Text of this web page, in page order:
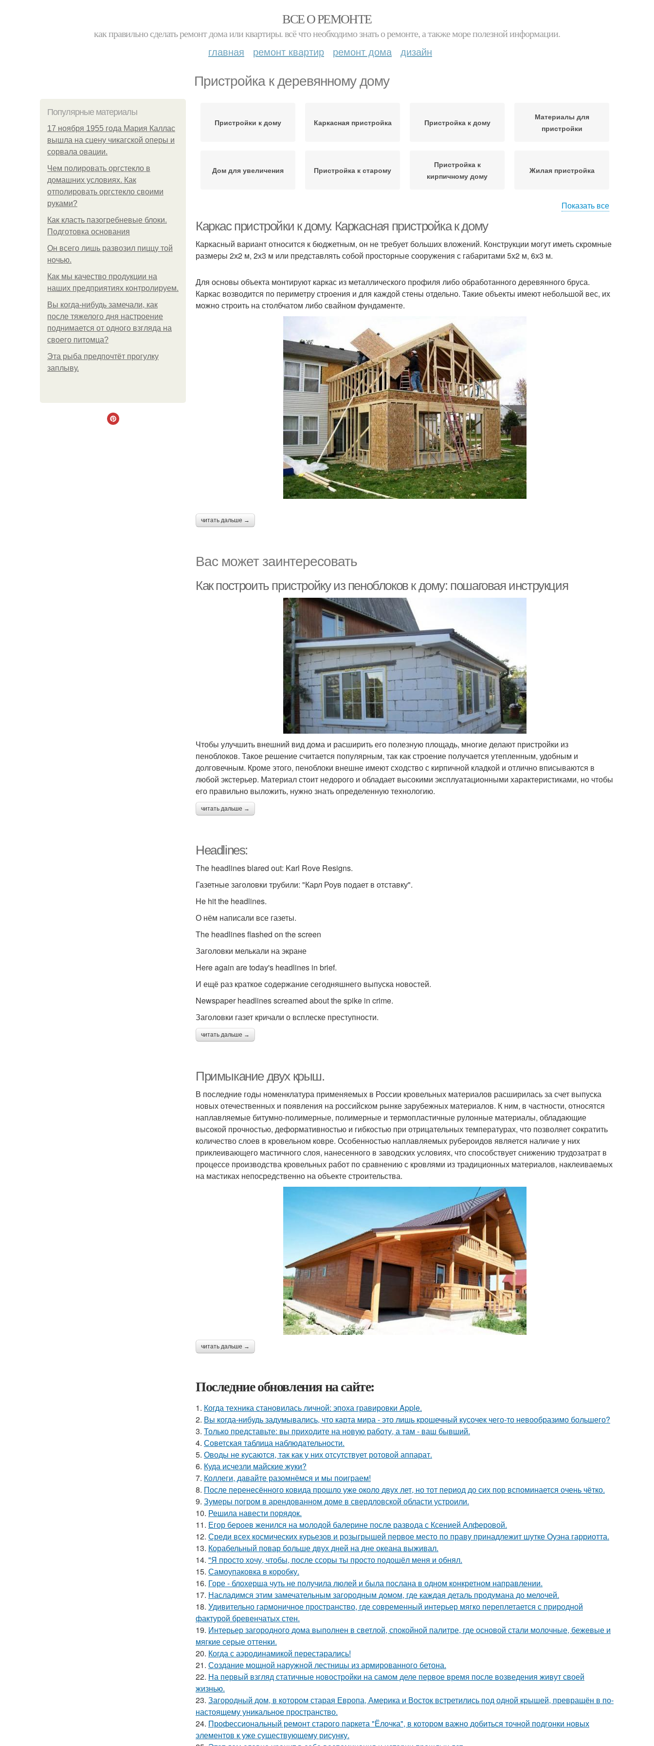
ВСЕ О РЕМОНТЕ
как правильно сделать ремонт дома или квартиры. всё что необходимо знать о ремонте, а также море полезной информации.
главная ремонт квартир ремонт дома дизайн
Пристройка к деревянному дому
Популярные материалы
17 ноября 1955 года Мария Каллас
вышла на сцену чикагской оперы и
сорвала овации.
Чем полировать оргстекло в
домашних условиях. Как
отполировать оргстекло своими
руками?
Как класть пазогребневые блоки.
Подготовка основания
Он всего лишь развозил пиццу той
ночью.
Как мы качество продукции на
наших предприятиях контролируем.
Вы когда-нибудь замечали, как
после тяжелого дня настроение
поднимается от одного взгляда на
своего питомца?
Эта рыба предпочтёт прогулку
заплыву.
Пристройки к дому Каркасная пристройка Пристройка к дому
Материалы для
пристройки
Дом для увеличения Пристройка к старому
Пристройка к
кирпичному дому
Жилая пристройка
Показать все
Каркас пристройки к дому. Каркасная пристройка к дому
Каркасный вариант относится к бюджетным, он не требует больших вложений. Конструкции могут иметь скромные
размеры 2х2 м, 2х3 м или представлять собой просторные сооружения с габаритами 5х2 м, 6х3 м.
Для основы объекта монтируют каркас из металлического профиля либо обработанного деревянного бруса.
Каркас возводится по периметру строения и для каждой стены отдельно. Такие объекты имеют небольшой вес, их
можно строить на столбчатом либо свайном фундаменте.
читать дальше →
Вас может заинтересовать
Как построить пристройку из пеноблоков к дому: пошаговая инструкция
Чтобы улучшить внешний вид дома и расширить его полезную площадь, многие делают пристройки из
пеноблоков. Такое решение считается популярным, так как строение получается утепленным, удобным и
долговечным. Кроме этого, пеноблоки внешне имеют сходство с кирпичной кладкой и отлично вписываются в
любой экстерьер. Материал стоит недорого и обладает высокими эксплуатационными характеристиками, но чтобы
его правильно выложить, нужно знать определенную технологию.
читать дальше →
Headlines:
The headlines blared out: Karl Rove Resigns.
Газетные заголовки трубили: "Карл Роув подает в отставку".
He hit the headlines.
О нём написали все газеты.
The headlines flashed on the screen
Заголовки мелькали на экране
Here again are today's headlines in brief.
И ещё раз краткое содержание сегодняшнего выпуска новостей.
Newspaper headlines screamed about the spike in crime.
Заголовки газет кричали о всплеске преступности.
читать дальше →
Примыкание двух крыш.
В последние годы номенклатура применяемых в России кровельных материалов расширилась за счет выпуска
новых отечественных и появления на российском рынке зарубежных материалов. К ним, в частности, относятся
наплавляемые битумно-полимерные, полимерные и термопластичные рулонные материалы, обладающие
высокой прочностью, деформативностью и гибкостью при отрицательных температурах, что позволяет сократить
количество слоев в кровельном ковре. Особенностью наплавляемых рубероидов является наличие у них
приклеивающего мастичного слоя, нанесенного в заводских условиях, что способствует снижению трудозатрат в
процессе производства кровельных работ по сравнению с кровлями из традиционных материалов, наклеиваемых
на мастиках непосредственно на объекте строительства.
читать дальше →
Последние обновления на сайте:
1. Когда техника становилась личной: эпоха гравировки Apple.
2. Вы когда-нибудь задумывались, что карта мира - это лишь крошечный кусочек чего-то невообразимо большего?
3. Только представьте: вы приходите на новую работу, а там - ваш бывший.
4. Советская таблица наблюдательности.
5. Оводы не кусаются, так как у них отсутствует ротовой аппарат.
6. Куда исчезли майские жуки?
7. Коллеги, давайте разомнёмся и мы поиграем!
8. После перенесённого ковида прошло уже около двух лет, но тот период до сих пор вспоминается очень чётко.
9. Зумеры погром в арендованном доме в свердловской области устроили.
10. Решила навести порядок.
11. Егор бероев женился на молодой балерине после развода с Ксенией Алферовой.
12. Среди всех космических курьезов и розыгрышей первое место по праву принадлежит шутке Оуэна гарриотта.
13. Корабельный повар больше двух дней на дне океана выживал.
14. "Я просто хочу, чтобы, после ссоры ты просто подошёл меня и обнял.
15. Самоупаковка в коробку.
16. Горе - блохерша чуть не получила люлей и была послана в одном конкретном направлении.
17. Насладимся этим замечательным загородным домом, где каждая деталь продумана до мелочей.
18. Удивительно гармоничное пространство, где современный интерьер мягко переплетается с природной
фактурой бревенчатых стен.
19. Интерьер загородного дома выполнен в светлой, спокойной палитре, где основой стали молочные, бежевые и
мягкие серые оттенки.
20. Когда с аэродинамикой перестарались!
21. Создание мощной наружной лестницы из армированного бетона.
22. На первый взгляд статичные новостройки на самом деле первое время после возведения живут своей
жизнью.
23. Загородный дом, в котором старая Европа, Америка и Восток встретились под одной крышей, превращён в по-
настоящему уникальное пространство.
24. Профессиональный ремонт старого паркета "Ёлочка", в котором важно добиться точной подгонки новых
элементов к уже существующему рисунку.